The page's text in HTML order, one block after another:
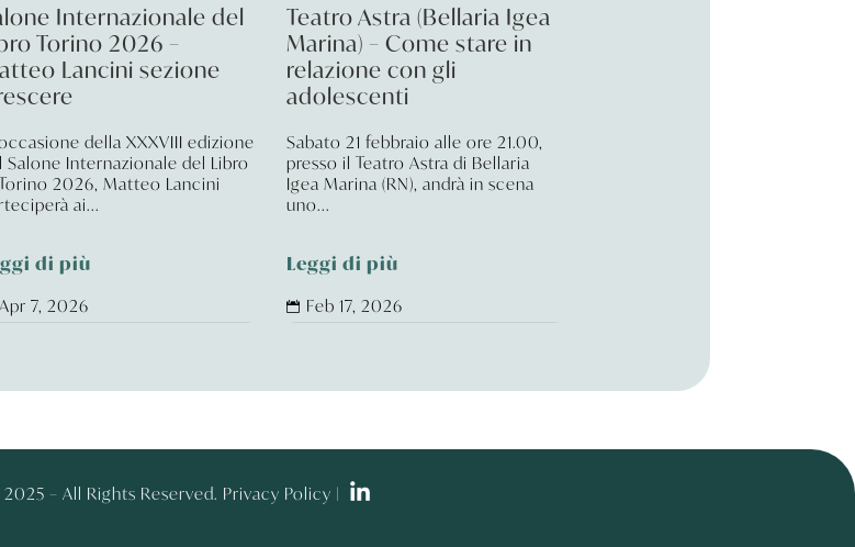
Internazionale del
Torino 2026 –
Lancini sezione
della XXXVIII edizione
Salone Internazionale del Libro
2026, Matteo Lancini
ai...
di più
Apr 7, 2026
Teatro Astra (Bellaria Igea
Marina) – Come stare in
relazione con gli
adolescenti
Sabato 21 febbraio alle ore 21.00,
presso il Teatro Astra di Bellaria
Igea Marina (RN), andrà in scena
uno...
Leggi di più
 Feb 17, 2026
– All Rights Reserved. Privacy Policy |